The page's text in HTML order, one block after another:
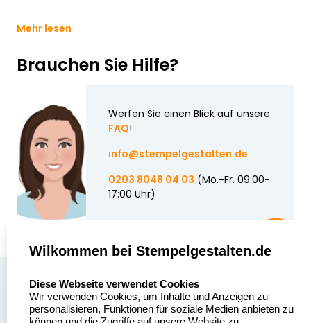
Mehr lesen
Brauchen Sie Hilfe?
Werfen Sie einen Blick auf unsere
FAQ!
info@stempelgestalten.de
0203 8048 04 03 (Mo.-Fr. 09:00-
17:00 Uhr)
Stempelgestalten.de
Asterlager Straße 97
Über uns
Sitemap
Wilkommen bei Stempelgestalten.de
Diese Webseite verwendet Cookies
Wir verwenden Cookies, um Inhalte und Anzeigen zu
personalisieren, Funktionen für soziale Medien anbieten zu